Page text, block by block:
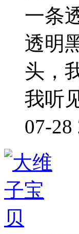
一条
透明
头，
我听
07-28